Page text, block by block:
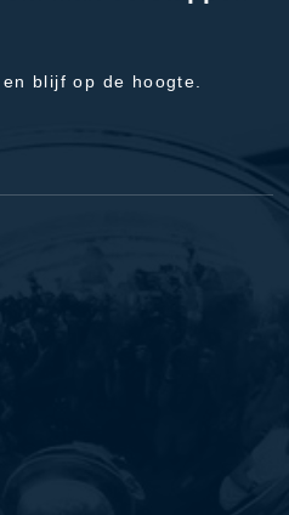
blijf op de hoogte.